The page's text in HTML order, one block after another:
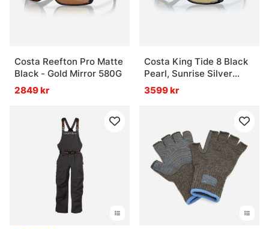
Costa Reefton Pro Matte
Black - Gold Mirror 580G
2849 kr
Costa King Tide 8 Black
Pearl, Sunrise Silver
Mirror 580g
3599 kr